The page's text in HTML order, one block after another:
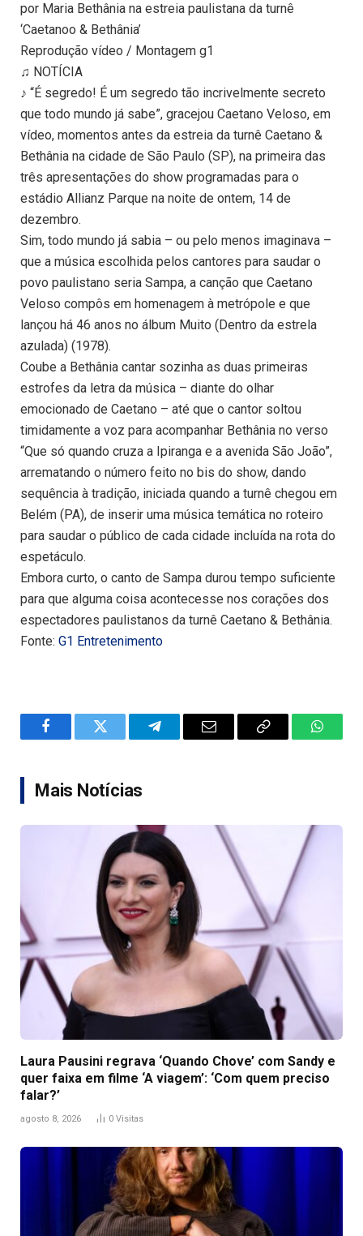
por Maria Bethânia na estreia paulistana da turnê
‘Caetanoo & Bethânia’
Reprodução vídeo / Montagem g1
♫ NOTÍCIA
♪ “É segredo! É um segredo tão incrivelmente secreto
que todo mundo já sabe”, gracejou Caetano Veloso, em
vídeo, momentos antes da estreia da turnê Caetano &
Bethânia na cidade de São Paulo (SP), na primeira das
três apresentações do show programadas para o
estádio Allianz Parque na noite de ontem, 14 de
dezembro.
Sim, todo mundo já sabia – ou pelo menos imaginava –
que a música escolhida pelos cantores para saudar o
povo paulistano seria Sampa, a canção que Caetano
Veloso compôs em homenagem à metrópole e que
lançou há 46 anos no álbum Muito (Dentro da estrela
azulada) (1978).
Coube a Bethânia cantar sozinha as duas primeiras
estrofes da letra da música – diante do olhar
emocionado de Caetano – até que o cantor soltou
timidamente a voz para acompanhar Bethânia no verso
“Que só quando cruza a Ipiranga e a avenida São João”,
arrematando o número feito no bis do show, dando
sequência à tradição, iniciada quando a turnê chegou em
Belém (PA), de inserir uma música temática no roteiro
para saudar o público de cada cidade incluída na rota do
espetáculo.
Embora curto, o canto de Sampa durou tempo suficiente
para que alguma coisa acontecesse nos corações dos
espectadores paulistanos da turnê Caetano & Bethânia.
Fonte: G1 Entretenimento
FacebookTwitter TelegramEmail
Copy
Mais Notícias
Laura Pausini regrava ‘Quando Chove’ com Sandy e
quer faixa em filme ‘A viagem’: ‘Com quem preciso
falar?’
agosto 8, 2026 0 Visitas